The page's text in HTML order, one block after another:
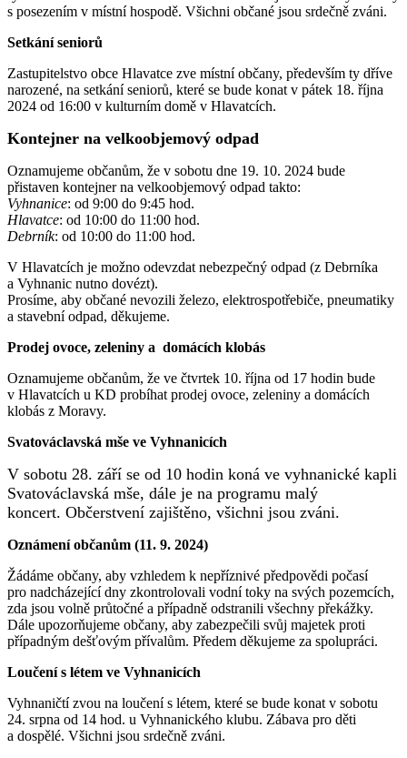
s posezením v místní hospodě. Všichni občané jsou srdečně zváni.
Setkání seniorů
Zastupitelstvo obce Hlavatce zve místní občany, především ty dříve
narozené, na setkání seniorů, které se bude konat v pátek 18. října
2024 od 16:00 v kulturním domě v Hlavatcích.
Kontejner na velkoobjemový odpad
Oznamujeme občanům, že v sobotu dne 19. 10. 2024 bude
přistaven kontejner na velkoobjemový odpad takto:
Vyhnanice: od 9:00 do 9:45 hod.
Hlavatce: od 10:00 do 11:00 hod.
Debrník: od 10:00 do 11:00 hod.
V Hlavatcích je možno odevzdat nebezpečný odpad (z Debrníka
a Vyhnanic nutno dovézt).
Prosíme, aby občané nevozili železo, elektrospotřebiče, pneumatiky
a stavební odpad, děkujeme.
Prodej ovoce, zeleniny a domácích klobás
Oznamujeme občanům, že ve čtvrtek 10. října od 17 hodin bude
v Hlavatcích u KD probíhat prodej ovoce, zeleniny a domácích
klobás z Moravy.
Svatováclavská mše ve Vyhnanicích
V sobotu 28. září se od 10 hodin koná ve vyhnanické kapli
Svatováclavská mše, dále je na programu malý
koncert. Občerstvení zajištěno, všichni jsou zváni.
Oznámení občanům (11. 9. 2024)
Žádáme občany, aby vzhledem k nepříznivé předpovědi počasí
pro nadcházející dny zkontrolovali vodní toky na svých pozemcích,
zda jsou volně průtočné a případně odstranili všechny překážky.
Dále upozorňujeme občany, aby zabezpečili svůj majetek proti
případným dešťovým přívalům. Předem děkujeme za spolupráci.
Loučení s létem ve Vyhnanicích
Vyhnaničtí zvou na loučení s létem, které se bude konat v sobotu
24. srpna od 14 hod. u Vyhnanického klubu. Zábava pro děti
a dospělé. Všichni jsou srdečně zváni.